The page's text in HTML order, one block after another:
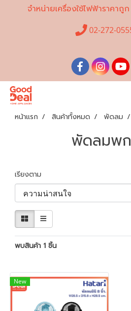
จำหน่ายเครื่องใช้ไฟฟ้าราคาถู
02-272-
หน้าแรก สินค้าทั้งหมด พัดลม
พัดลมพ
เรียงตาม
พบสินค้า 1 ชิ้น
New